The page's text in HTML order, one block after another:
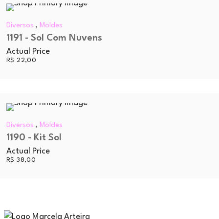
Diversos , Moldes
1191 - Sol Com Nuvens
Actual Price
R$ 22,00
Diversos , Moldes
1190 - Kit Sol
Actual Price
R$ 38,00